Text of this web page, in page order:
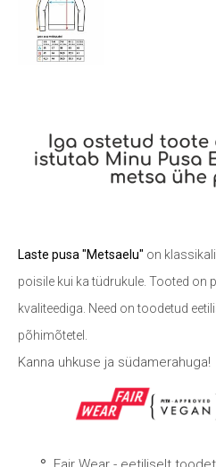
Laste pusa "Metsaelu" on
poisile kui ka tüdrukule. Tooted on
kvaliteediga. Need on toodetud
põhimõtetel.
Kanna uhkuse ja südamerahuga!